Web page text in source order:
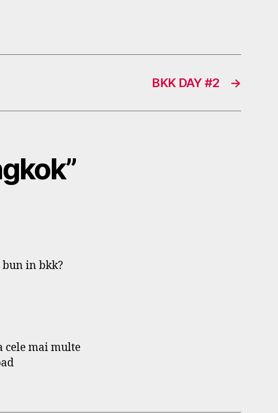
→
BKK DAY #2
bun in bkk?
cele mai multe